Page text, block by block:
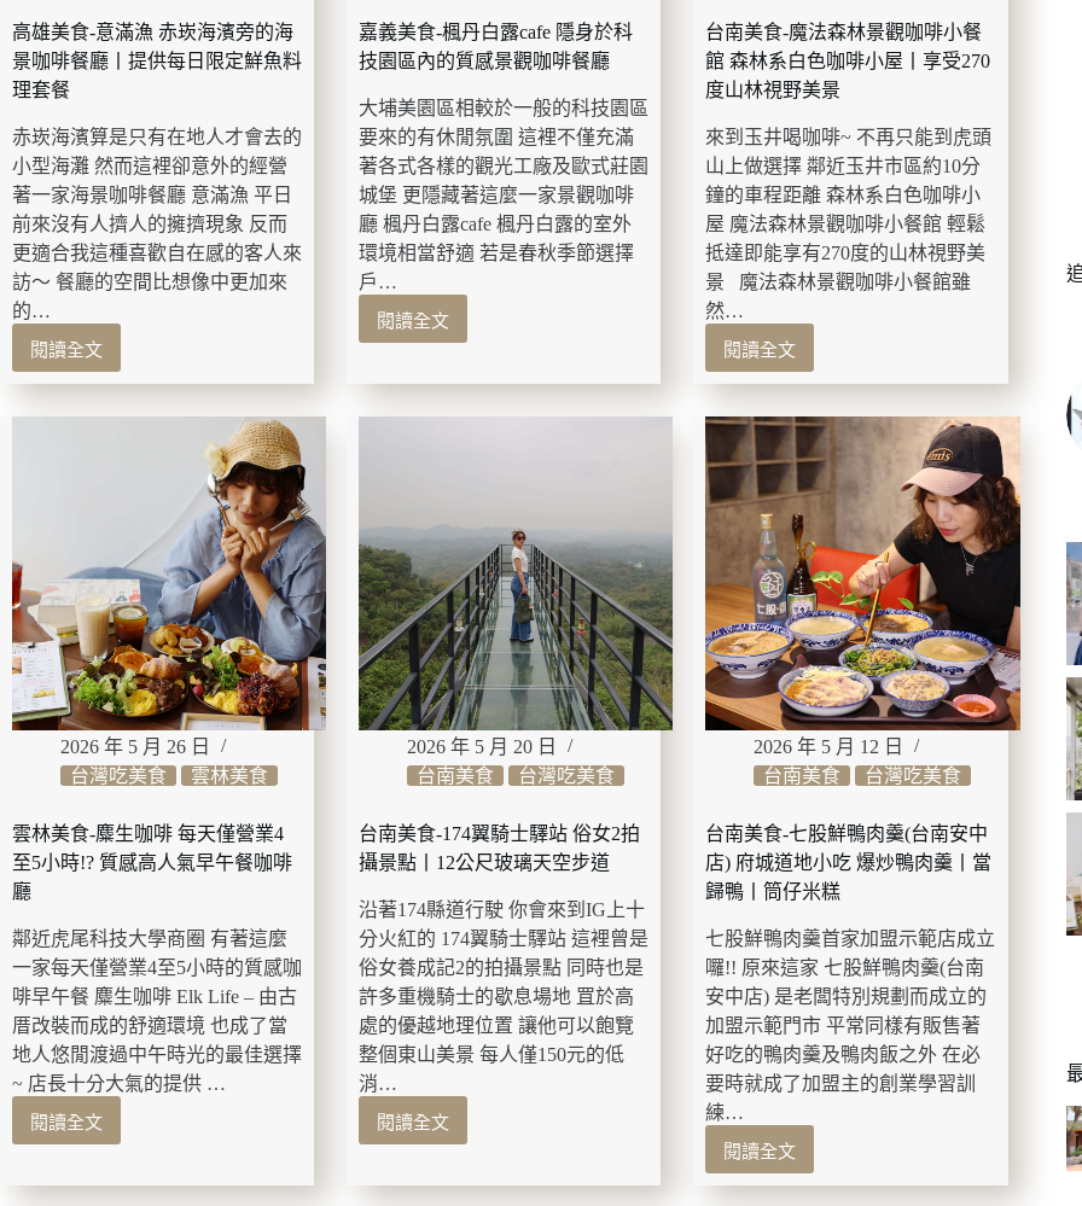
鐘！
虎
珍
老
宅
森
之
院
必
吃
味
地
豆
瓜
蛋
塔
虎
尾
巴
商
圈
步
行
1
分
鐘
即
抵
達
燒
丨
漢
堡
丨
Brunch
高雄美食-意滿漁 赤崁海濱旁的海
景咖啡餐廳丨提供每日限定鮮魚料
理套餐
赤崁海濱算是只有在地人才會去的
小型海灘 然而這裡卻意外的經營
著一家海景咖啡餐廳 意滿漁 平日
前來沒有人擠人的擁擠現象 反而
更適合我這種喜歡自在感的客人來
訪～ 餐廳的空間比想像中更加來
的…
閱讀全文
高
雄
海
濱
旁
的
海
景
咖
啡
餐
丨
提
日
限
定
鮮
魚
料
理
套
餐
嘉義美食-楓丹白露cafe 隱身於科
技園區內的質感景觀咖啡餐廳
大埔美園區相較於一般的科技園區
要來的有休閒氛圍 這裡不僅充滿
著各式各樣的觀光工廠及歐式莊園
城堡 更隱藏著這麼一家景觀咖啡
廳 楓丹白露cafe 楓丹白露的室外
環境相當舒適 若是春秋季節選擇
戶…
閱讀全文
嘉
美
cafe
隱
身
於
科
技
園
區
內
的
質
景
觀
啡
餐
廳
台南美食-魔法森林景觀咖啡小餐
館 森林系白色咖啡小屋丨享受270
度山林視野美景
來到玉井喝咖啡~ 不再只能到虎頭
山上做選擇 鄰近玉井市區約10分
鐘的車程距離 森林系白色咖啡小
屋 魔法森林景觀咖啡小餐館 輕鬆
抵達即能享有270度的山林視野美
景 魔法森林景觀咖啡小餐館雖
然…
閱讀全文
台
南
食-
魔
法
森
林
景
觀
咖
啡
小
餐
館
森
林
系
色
咖
啡
屋
丨
享
受
270
度
山
視
野
2026 年 5 月 26 日
台灣吃美食
雲林美食
雲林美食-麋生咖啡 每天僅營業4
至5小時!? 質感高人氣早午餐咖啡
廳
鄰近虎尾科技大學商圈 有著這麼
一家每天僅營業4至5小時的質感咖
啡早午餐 麋生咖啡 Elk Life – 由古
厝改裝而成的舒適環境 也成了當
地人悠閒渡過中午時光的最佳選擇
~ 店長十分大氣的提供 …
閱讀全文
雲
美
2026 年 5 月 20 日
台南美食
台灣吃美食
台南美食-174翼騎士驛站 俗女2拍
攝景點丨12公尺玻璃天空步道
沿著174縣道行駛 你會來到IG上十
分火紅的 174翼騎士驛站 這裡曾是
俗女養成記2的拍攝景點 同時也是
許多重機騎士的歇息場地 罝於高
處的優越地理位置 讓他可以飽覽
整個東山美景 每人僅150元的低
消…
閱讀全文
台
美
2026 年 5 月 12 日
台南美食
台灣吃美食
台南美食-七股鮮鴨肉羹(台南安中
店) 府城道地小吃 爆炒鴨肉羹丨當
歸鴨丨筒仔米糕
七股鮮鴨肉羹首家加盟示範店成立
囉!! 原來這家 七股鮮鴨肉羹(台南
安中店) 是老闆特別規劃而成立的
加盟示範門市 平常同樣有販售著
好吃的鴨肉羹及鴨肉飯之外 在必
要時就成了加盟主的創業學習訓
練…
閱讀全文
台
南